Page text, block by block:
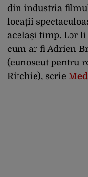
din industria
locații
același timp. Lor
cum ar fi Adrien
(cunoscut pentru
Ritchie), scrie